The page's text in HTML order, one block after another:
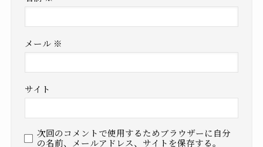
メール ※
サイト
次回のコメントで使用するためブラウザーに自分
の名前、メールアドレス、サイトを保存する。